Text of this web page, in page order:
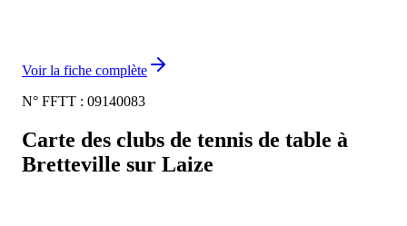
Voir la fiche complète
N° FFTT : 09140083
Carte des clubs de tennis de table à
Bretteville sur Laize